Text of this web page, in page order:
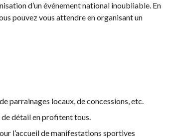
d’un événement national inoubliable. En
pouvez vous attendre en organisant un
parrainages locaux, de concessions, etc.
de détail en profitent tous.
l’accueil de manifestations sportives